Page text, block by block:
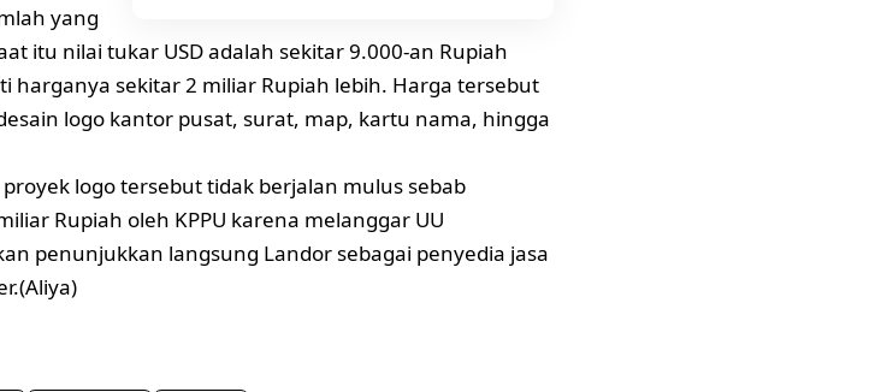
yang
itu nilai tukar USD adalah sekitar 9.000-an Rupiah
harganya sekitar 2 miliar Rupiah lebih. Harga tersebut
logo kantor pusat, surat, map, kartu nama, hingga
logo tersebut tidak berjalan mulus sebab
Rupiah oleh KPPU karena melanggar UU
penunjukkan langsung Landor sebagai penyedia jasa